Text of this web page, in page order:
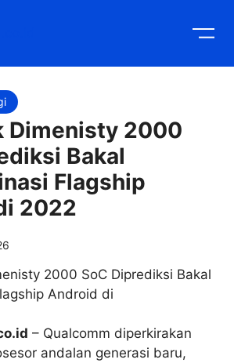
Dimenisty 2000
Bakal
Flagship
2022
– Qualcomm diperkirakan
andalan generasi baru,